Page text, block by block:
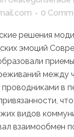
0
решения
эмоций
между
в
видов
взаимообмен